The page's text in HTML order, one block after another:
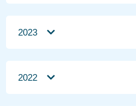
2023
2022